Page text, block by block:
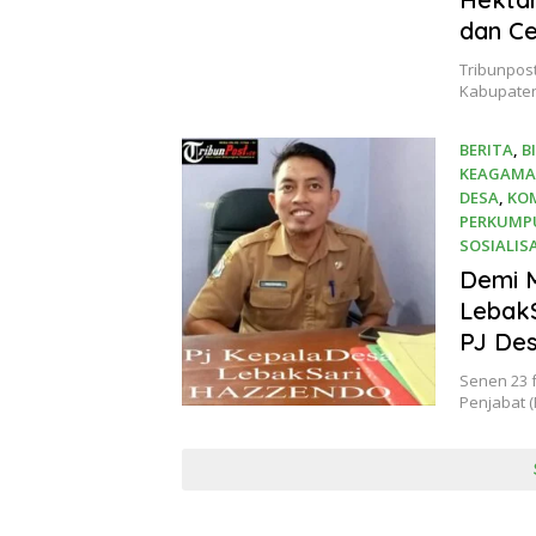
dan
BERITA,
DESA,
25
Demi
PJ
Senen 23
Penjabat